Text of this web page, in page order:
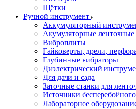
Щётки
Ручной инструмент
Аккумуляторный
Акумуляторные
Виброплиты
Гайковерты, дрели,
Глубинные вибраторы
Диэлектрический
Для дачи и сада
Заточные станки для
Источники
Лабораторное